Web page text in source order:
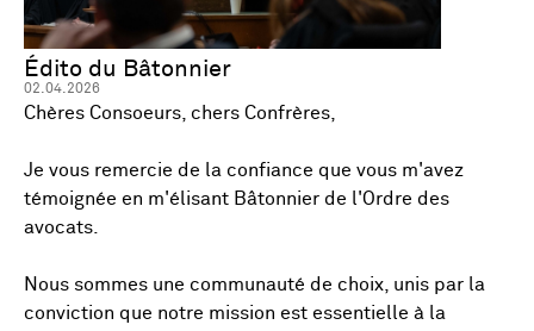
Édito du Bâtonnier
02.04.2026
Chères Consoeurs, chers Confrères,
Je vous remercie de la confiance que vous m'avez
témoignée en m'élisant Bâtonnier de l'Ordre des
avocats.
Nous sommes une communauté de choix, unis par la
conviction que notre mission est essentielle à la